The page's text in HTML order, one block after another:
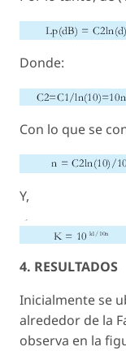
Donde:
Con lo que se
Y,
4. RESULTADOS
Inicialmente se
alrededor de la
observa en la